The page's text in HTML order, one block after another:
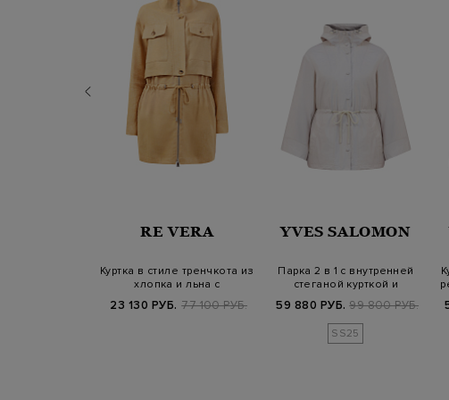
RE VERA
Куртка в стиле тренчкота из
хлопка и льна с
23 130 РУБ. 77 100 РУБ.
YVES SALOMON
Парка 2 в 1 с внутренней
стеганой курткой и
59 880 РУБ. 99 800 РУБ.
SS25